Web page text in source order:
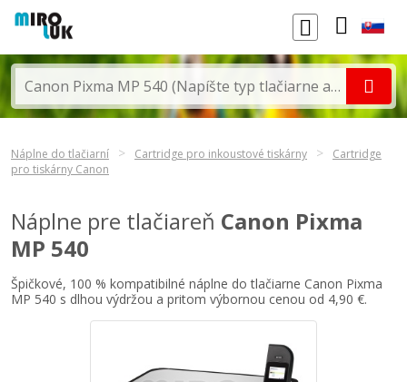
Náplne do tlačiarní Cartridge pro inkoustové tiskárny
Cartridge
pro tiskárny Canon
Náplne pre tlačiareň Canon Pixma
MP 540
Špičkové, 100 % kompatibilné náplne do tlačiarne Canon Pixma
MP 540 s dlhou výdržou a pritom výbornou cenou od 4,90 €.